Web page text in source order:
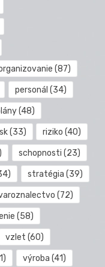
(87)
personál (34)
(48)
(33) riziko (40)
schopnosti (23)
stratégia (39)
(72)
(58)
vzlet (60)
výroba (41)